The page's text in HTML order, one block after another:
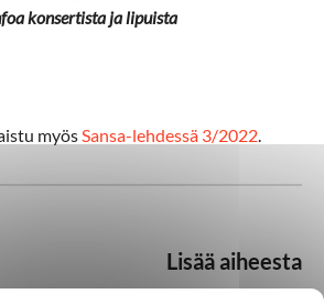
konsertista ja lipuista
myös Sansa-lehdessä 3/2022
Lisää aiheesta